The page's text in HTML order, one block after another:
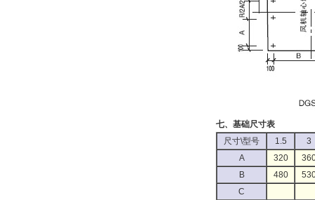
七、基础尺寸表
尺寸\型号
1.5
3
A
320
B
480
C